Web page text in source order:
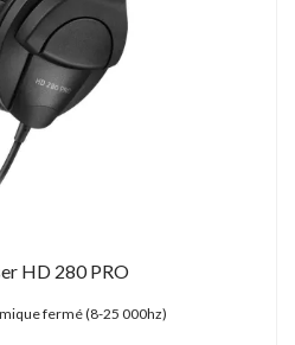
HD 280 PRO
fermé (8-25 000hz)